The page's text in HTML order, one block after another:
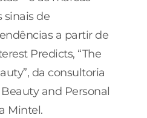
de
a partir de
Predicts, “The
da consultoria
Beauty and Personal
Mintel.